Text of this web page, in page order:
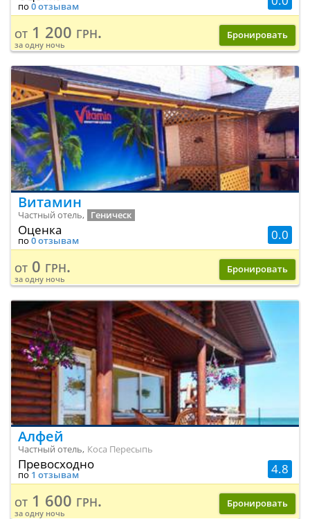
по 0 отзывам
от 1 200 грн.
за одну ночь
Бронировать
Витамин
Частный отель, Геническ
0.0
Оценка
по 0 отзывам
от 0 грн.
за одну ночь
Бронировать
Алфей
Частный отель, Коса Пересыпь
4.8
Превосходно
по 1 отзывам
от 1 600 грн.
за одну ночь
Бронировать